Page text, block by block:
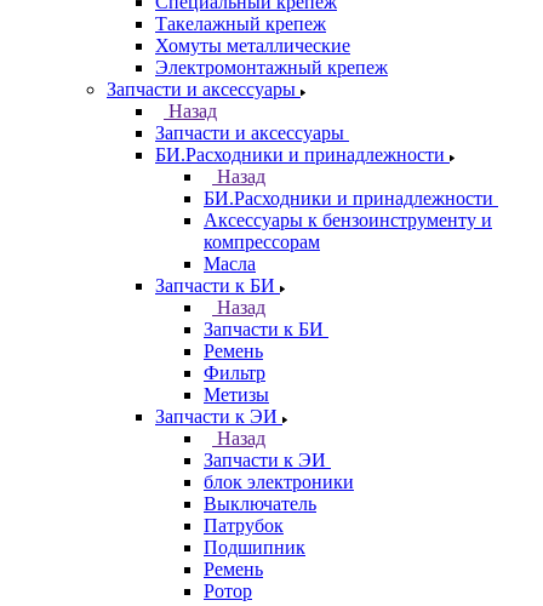
Такелажный крепеж
Хомуты металлические
Электромонтажный крепеж
Запчасти и аксессуары
Назад
Запчасти и аксессуары
БИ.Расходники и принадлежности
Назад
БИ.Расходники и принадлежности
Аксессуары к бензоинструменту и
компрессорам
Масла
Запчасти к БИ
Назад
Запчасти к БИ
Ремень
Фильтр
Метизы
Запчасти к ЭИ
Назад
Запчасти к ЭИ
блок электроники
Выключатель
Патрубок
Подшипник
Ремень
Ротор